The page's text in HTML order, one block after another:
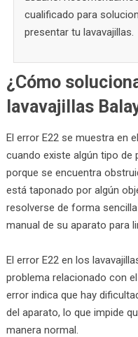
cualificado para
presentar tu lavavajillas.
¿Cómo
lavavajillas
El error E22 se muestra en
cuando existe algún tipo
porque se encuentra
está taponado por algún
resolverse de forma
manual de su aparato para
El error E22 en los
problema relacionado con
error indica que hay
del aparato, lo que impide
manera normal.